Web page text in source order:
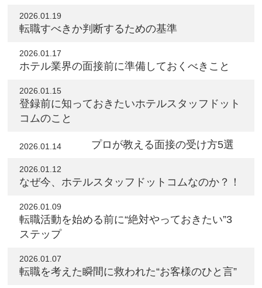
2026.01.19
転職すべきか判断するための基準
2026.01.17
ホテル業界の面接前に準備しておくべきこと
2026.01.15
登録前に知っておきたいホテルスタッフドット
コムのこと
2026.01.14 プロが教える面接の受け方5選
2026.01.12
なぜ今、ホテルスタッフドットコムなのか？！
2026.01.09
転職活動を始める前に“絶対やっておきたい”3
ステップ
2026.01.07
転職を考えた瞬間に救われた“お客様のひと言”